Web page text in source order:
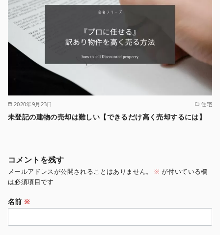
2020年9月23日 住宅
未登記の建物の売却は難しい【できるだけ高く売却するには】
コメントを残す
メールアドレスが公開されることはありません。 ※ が付いている欄
は必須項目です
名前※